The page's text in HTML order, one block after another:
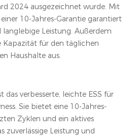
2024 ausgezeichnet wurde. Mit
10-Jahres-Garantie garantiert
langlebige Leistung. Außerdem
Kapazität für den täglichen
Haushalte aus.
das verbesserte, leichte ESS für
Sie bietet eine 10-Jahres-
Zyklen und ein aktives
zuverlässige Leistung und